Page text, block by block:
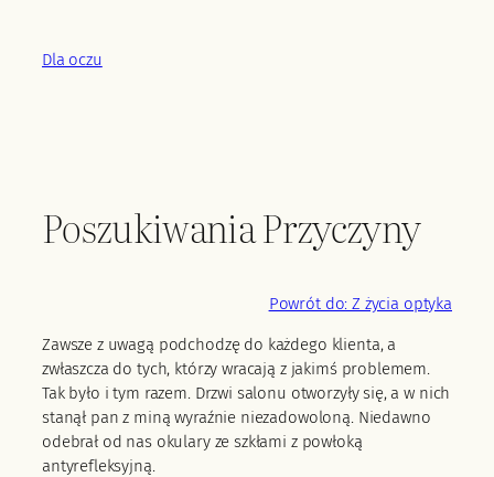
treściDla oczu
Poszukiwania Przyczyny
Powrót do: Z życia optyka
Zawsze z uwagą podchodzę do każdego klienta, a
zwłaszcza do tych, którzy wracają z jakimś problemem.
Tak było i tym razem. Drzwi salonu otworzyły się, a w nich
stanął pan z miną wyraźnie niezadowoloną. Niedawno
odebrał od nas okulary ze szkłami z powłoką
antyrefleksyjną.